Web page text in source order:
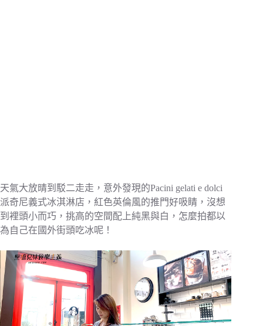
天氣大放晴到駁二走走，意外發現的Pacini gelati e dolci
派奇尼義式冰淇淋店，紅色英倫風的推門好吸睛，沒想
到裡頭小而巧，挑高的空間配上純黑與白，怎麼拍都以
為自己在國外街頭吃冰呢！